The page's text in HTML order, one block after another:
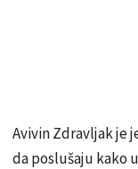
Avivin Zdravljak je
da poslušaju kako